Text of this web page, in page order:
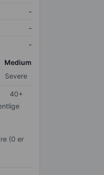
-
-
-
Medium
Severe
40+
(0 er